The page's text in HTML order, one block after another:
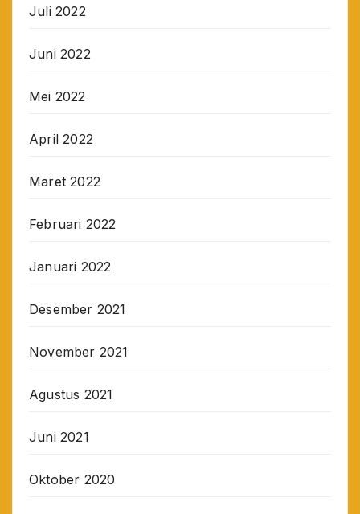
Juli 2022
Juni 2022
Mei 2022
April 2022
Maret 2022
Februari 2022
Januari 2022
Desember 2021
November 2021
Agustus 2021
Juni 2021
Oktober 2020